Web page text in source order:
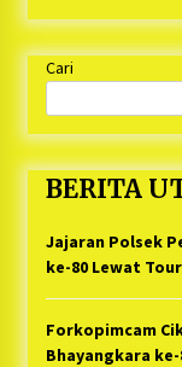
Cari
BERITA
Jajaran Polsek
ke-80 Lewat
Forkopimcam
Bhayangkara